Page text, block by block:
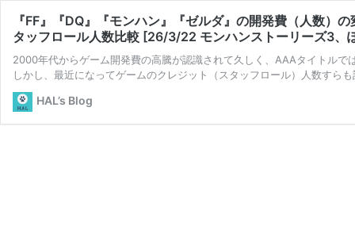
『FF』『DQ』『モンハン』『ゼルダ』の開発費（人数
タッフロール人数比較 [26/3/22 モンハンストーリーズ3、
2000年代からゲーム開発費の高騰が認識されて久しく、AAAタイトル
しかし、最近になってゲームのクレジット（スタッフロール）人数すら
HAL’s Blog